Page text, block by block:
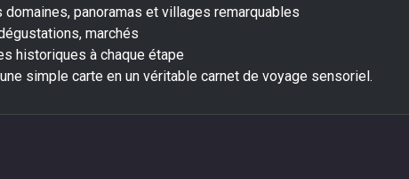
panoramas et villages remarquables
marchés
historiques à chaque étape
simple carte en un véritable carnet de voyage sensoriel.